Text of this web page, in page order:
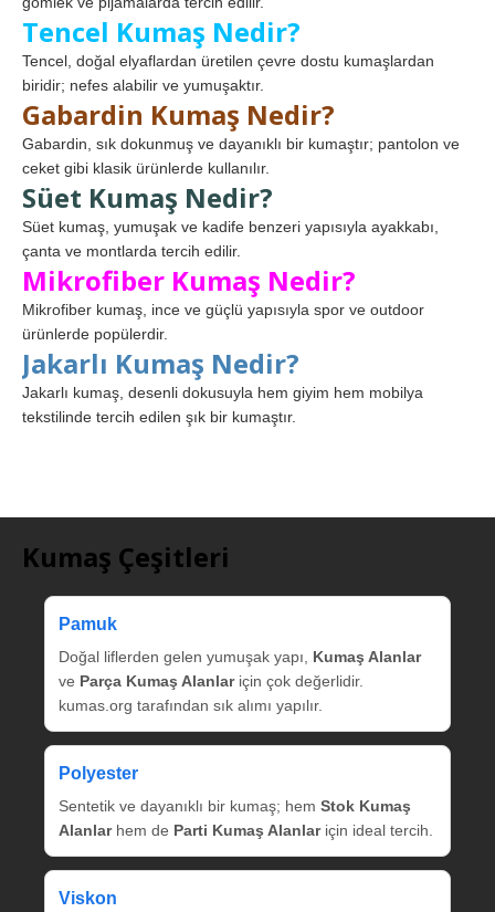
Tencel Kumaş Nedir?
Tencel, doğal elyaflardan üretilen çevre dostu kumaşlardan
biridir; nefes alabilir ve yumuşaktır.
Gabardin Kumaş Nedir?
Gabardin, sık dokunmuş ve dayanıklı bir kumaştır; pantolon ve
ceket gibi klasik ürünlerde kullanılır.
Süet Kumaş Nedir?
Süet kumaş, yumuşak ve kadife benzeri yapısıyla ayakkabı,
çanta ve montlarda tercih edilir.
Mikrofiber Kumaş Nedir?
Mikrofiber kumaş, ince ve güçlü yapısıyla spor ve outdoor
ürünlerde popülerdir.
Jakarlı Kumaş Nedir?
Jakarlı kumaş, desenli dokusuyla hem giyim hem mobilya
tekstilinde tercih edilen şık bir kumaştır.
Kumaş Çeşitleri
Pamuk
Doğal liflerden gelen yumuşak yapı, Kumaş Alanlar
ve Parça Kumaş Alanlariçin çok değerlidir.
kumas.org tarafından sık alımı yapılır.
Polyester
Sentetik ve dayanıklı bir kumaş; hem Stok Kumaş
Alanlarhem de Parti Kumaş Alanlariçin ideal tercih.
Viskon